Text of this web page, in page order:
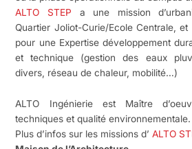
ALTO STEP a une mission
Quartier Joliot-Curie/Ecole Centrale, et
pour une Expertise développement
et technique (gestion des eaux
divers, réseau de chaleur, mobilité…)
ALTO Ingénierie est Maître
techniques et qualité environnementale.
Plus d’infos sur les missions d’ALTO